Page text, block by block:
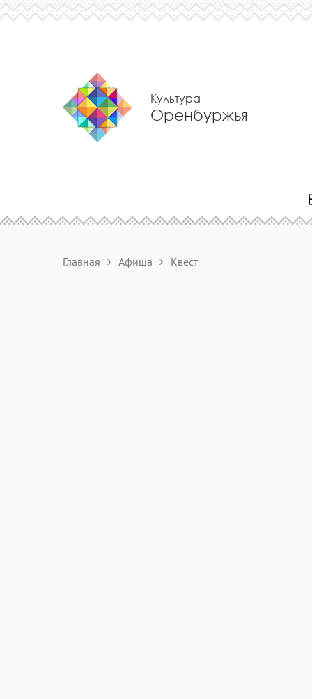
Культура
Оренбуржья
Главная Афиша Квест